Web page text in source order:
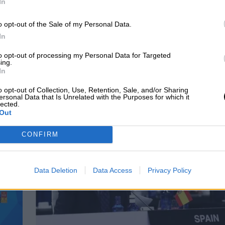
opt-out of the Sale of my Personal Data.
opt-out of processing my Personal Data for Targeted
opt-out of Collection, Use, Retention, Sale, and/or Sharing
Data that Is Unrelated with the Purposes for which it
CONFIRM
Data Deletion Data Access Privacy Policy
firma el
de adhesión de
y Finlandia
Agricultura promociona
en la Cumbre de la
OTAN